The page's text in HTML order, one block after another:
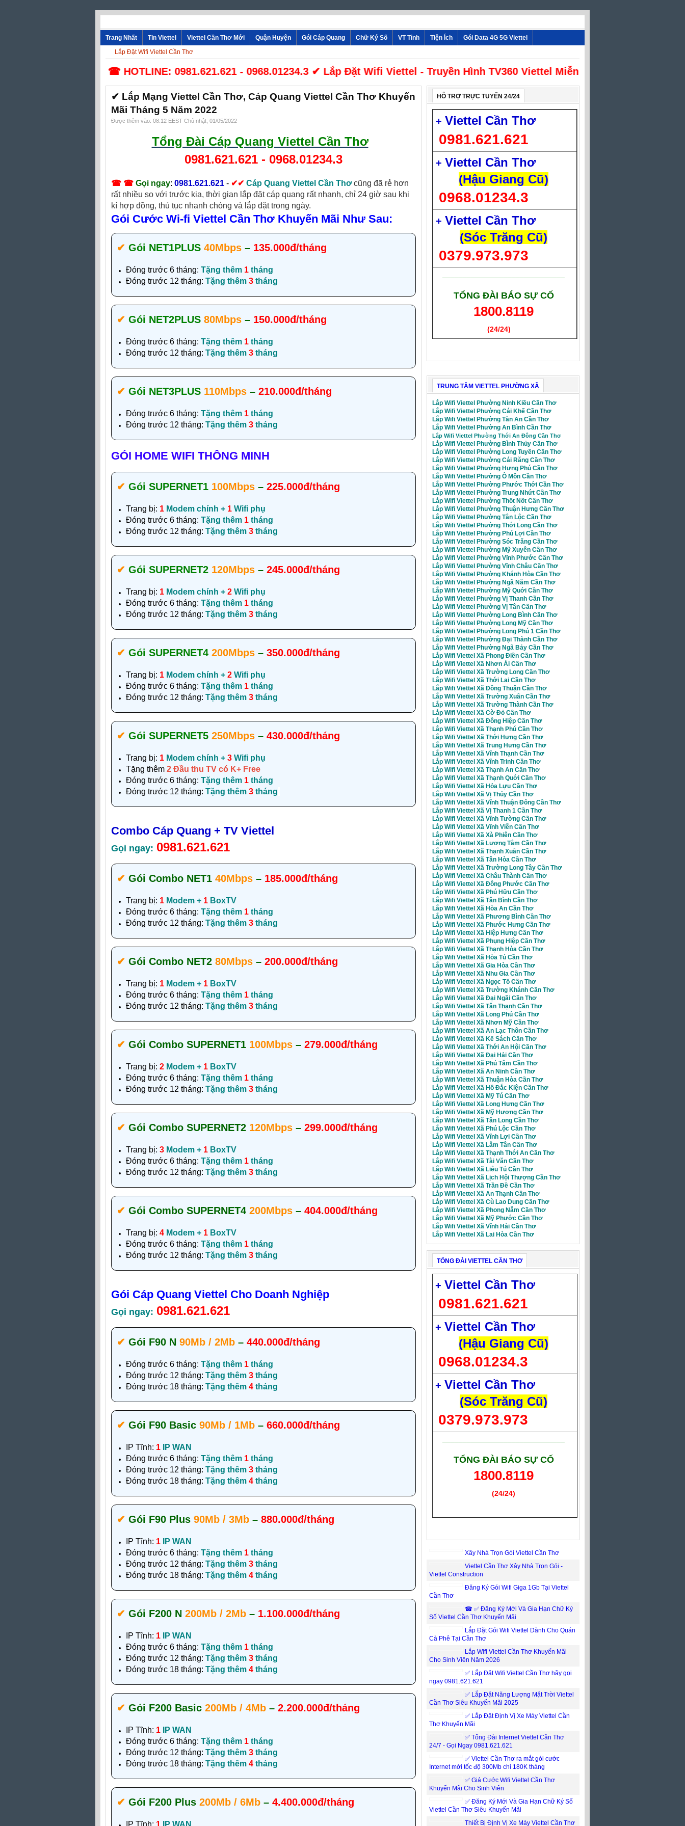
Trang Nhất Tin Viettel Viettel Cần Thơ Mới Quận Huyện Gói Cáp Quang Chữ Ký Số VT Tỉnh Tiện Ích
Gói Data 4G 5G Viettel
Lắp Đặt Wifi Viettel Cần Thơ
☎ HOTLINE: 0981.621.621 - 0968.01234.3 ✔ Lắp Đặt Wifi Viettel - Truyền Hình TV360 Viettel Miễn Phí
✔ Lắp Mạng Viettel Cần Thơ, Cáp Quang Viettel Cần Thơ Khuyến
Mãi Tháng 5 Năm 2022
Được thêm vào: 08:12 EEST Chủ nhật, 01/05/2022
Tổng Đài Cáp Quang Viettel Cần Thơ
0981.621.621 - 0968.01234.3
☎ ☎ Gọi ngay: 0981.621.621 - ✔✔ Cáp Quang Viettel Cần Thơ cũng đã rẻ hơn
rất nhiều so với trước kia, thời gian lắp đặt cáp quang rất nhanh, chỉ 24 giờ sau khi
kí hợp đồng, thủ tục nhanh chóng và lắp đặt trong ngày.
Gói Cước Wi-fi Viettel Cần Thơ Khuyến Mãi Như Sau:
✔‎ Gói NET1PLUS 40Mbps – 135.000đ/tháng
Đóng trước 6 tháng: Tặng thêm 1 tháng
Đóng trước 12 tháng: Tặng thêm 3 tháng
✔‎ Gói NET2PLUS 80Mbps – 150.000đ/tháng
Đóng trước 6 tháng: Tặng thêm 1 tháng
Đóng trước 12 tháng: Tặng thêm 3 tháng
✔‎ Gói NET3PLUS 110Mbps – 210.000đ/tháng
Đóng trước 6 tháng: Tặng thêm 1 tháng
Đóng trước 12 tháng: Tặng thêm 3 tháng
GÓI HOME WIFI THÔNG MINH
✔‎ Gói SUPERNET1 100Mbps – 225.000đ/tháng
Trang bị: 1 Modem chính + 1 Wifi phụ
Đóng trước 6 tháng: Tặng thêm 1 tháng
Đóng trước 12 tháng: Tặng thêm 3 tháng
✔‎ Gói SUPERNET2 120Mbps – 245.000đ/tháng
Trang bị: 1 Modem chính + 2 Wifi phụ
Đóng trước 6 tháng: Tặng thêm 1 tháng
Đóng trước 12 tháng: Tặng thêm 3 tháng
✔‎ Gói SUPERNET4 200Mbps – 350.000đ/tháng
Trang bị: 1 Modem chính + 2 Wifi phụ
Đóng trước 6 tháng: Tặng thêm 1 tháng
Đóng trước 12 tháng: Tặng thêm 3 tháng
✔‎ Gói SUPERNET5 250Mbps – 430.000đ/tháng
Trang bị: 1 Modem chính + 3 Wifi phụ
Tặng thêm 2 Đầu thu TV có K+ Free
Đóng trước 6 tháng: Tặng thêm 1 tháng
Đóng trước 12 tháng: Tặng thêm 3 tháng
Combo Cáp Quang + TV Viettel
Gọi ngay: 0981.621.621
✔‎ Gói Combo NET1 40Mbps – 185.000đ/tháng
Trang bị: 1 Modem + 1 BoxTV
Đóng trước 6 tháng: Tặng thêm 1 tháng
Đóng trước 12 tháng: Tặng thêm 3 tháng
✔‎ Gói Combo NET2 80Mbps – 200.000đ/tháng
Trang bị: 1 Modem + 1 BoxTV
Đóng trước 6 tháng: Tặng thêm 1 tháng
Đóng trước 12 tháng: Tặng thêm 3 tháng
✔‎ Gói Combo SUPERNET1 100Mbps – 279.000đ/tháng
Trang bị: 2 Modem + 1 BoxTV
Đóng trước 6 tháng: Tặng thêm 1 tháng
Đóng trước 12 tháng: Tặng thêm 3 tháng
✔‎ Gói Combo SUPERNET2 120Mbps – 299.000đ/tháng
Trang bị: 3 Modem + 1 BoxTV
Đóng trước 6 tháng: Tặng thêm 1 tháng
Đóng trước 12 tháng: Tặng thêm 3 tháng
✔‎ Gói Combo SUPERNET4 200Mbps – 404.000đ/tháng
Trang bị: 4 Modem + 1 BoxTV
Đóng trước 6 tháng: Tặng thêm 1 tháng
Đóng trước 12 tháng: Tặng thêm 3 tháng
Gói Cáp Quang Viettel Cho Doanh Nghiệp
Gọi ngay: 0981.621.621
✔‎ Gói F90 N 90Mb / 2Mb – 440.000đ/tháng
Đóng trước 6 tháng: Tặng thêm 1 tháng
Đóng trước 12 tháng: Tặng thêm 3 tháng
Đóng trước 18 tháng: Tặng thêm 4 tháng
✔‎ Gói F90 Basic 90Mb / 1Mb – 660.000đ/tháng
IP Tĩnh: 1 IP WAN
Đóng trước 6 tháng: Tặng thêm 1 tháng
Đóng trước 12 tháng: Tặng thêm 3 tháng
Đóng trước 18 tháng: Tặng thêm 4 tháng
✔‎ Gói F90 Plus 90Mb / 3Mb – 880.000đ/tháng
IP Tĩnh: 1 IP WAN
Đóng trước 6 tháng: Tặng thêm 1 tháng
Đóng trước 12 tháng: Tặng thêm 3 tháng
Đóng trước 18 tháng: Tặng thêm 4 tháng
✔‎ Gói F200 N 200Mb / 2Mb – 1.100.000đ/tháng
IP Tĩnh: 1 IP WAN
Đóng trước 6 tháng: Tặng thêm 1 tháng
Đóng trước 12 tháng: Tặng thêm 3 tháng
Đóng trước 18 tháng: Tặng thêm 4 tháng
✔‎ Gói F200 Basic 200Mb / 4Mb – 2.200.000đ/tháng
IP Tĩnh: 1 IP WAN
Đóng trước 6 tháng: Tặng thêm 1 tháng
Đóng trước 12 tháng: Tặng thêm 3 tháng
Đóng trước 18 tháng: Tặng thêm 4 tháng
✔‎ Gói F200 Plus 200Mb / 6Mb – 4.400.000đ/tháng
IP Tĩnh: 1 IP WAN
HỖ TRỢ TRỰC TUYẾN 24/24
+ Viettel Cần Thơ
0981.621.621
+ Viettel Cần Thơ
(Hậu Giang Cũ)
0968.01234.3
+ Viettel Cần Thơ
(Sóc Trăng Cũ)
0379.973.973
TỔNG ĐÀI BÁO SỰ CỐ
1800.8119
(24/24)
TRUNG TÂM VIETTEL PHƯỜNG XÃ
Lắp Wifi Viettel Phường Ninh Kiều Cần Thơ
Lắp Wifi Viettel Phường Cái Khế Cần Thơ
Lắp Wifi Viettel Phường Tân An Cần Thơ
Lắp Wifi Viettel Phường An Bình Cần Thơ
Lắp Wifi Viettel Phường Thới An Đông Cần Thơ
Lắp Wifi Viettel Phường Bình Thủy Cần Thơ
Lắp Wifi Viettel Phường Long Tuyền Cần Thơ
Lắp Wifi Viettel Phường Cái Răng Cần Thơ
Lắp Wifi Viettel Phường Hưng Phú Cần Thơ
Lắp Wifi Viettel Phường Ô Môn Cần Thơ
Lắp Wifi Viettel Phường Phước Thới Cần Thơ
Lắp Wifi Viettel Phường Trung Nhứt Cần Thơ
Lắp Wifi Viettel Phường Thốt Nốt Cần Thơ
Lắp Wifi Viettel Phường Thuận Hưng Cần Thơ
Lắp Wifi Viettel Phường Tân Lộc Cần Thơ
Lắp Wifi Viettel Phường Thới Long Cần Thơ
Lắp Wifi Viettel Phường Phú Lợi Cần Thơ
Lắp Wifi Viettel Phường Sóc Trăng Cần Thơ
Lắp Wifi Viettel Phường Mỹ Xuyên Cần Thơ
Lắp Wifi Viettel Phường Vĩnh Phước Cần Thơ
Lắp Wifi Viettel Phường Vĩnh Châu Cần Thơ
Lắp Wifi Viettel Phường Khánh Hòa Cần Thơ
Lắp Wifi Viettel Phường Ngã Năm Cần Thơ
Lắp Wifi Viettel Phường Mỹ Quới Cần Thơ
Lắp Wifi Viettel Phường Vị Thanh Cần Thơ
Lắp Wifi Viettel Phường Vị Tân Cần Thơ
Lắp Wifi Viettel Phường Long Bình Cần Thơ
Lắp Wifi Viettel Phường Long Mỹ Cần Thơ
Lắp Wifi Viettel Phường Long Phú 1 Cần Thơ
Lắp Wifi Viettel Phường Đại Thành Cần Thơ
Lắp Wifi Viettel Phường Ngã Bảy Cần Thơ
Lắp Wifi Viettel Xã Phong Điền Cần Thơ
Lắp Wifi Viettel Xã Nhơn Ái Cần Thơ
Lắp Wifi Viettel Xã Trường Long Cần Thơ
Lắp Wifi Viettel Xã Thới Lai Cần Thơ
Lắp Wifi Viettel Xã Đông Thuận Cần Thơ
Lắp Wifi Viettel Xã Trường Xuân Cần Thơ
Lắp Wifi Viettel Xã Trường Thành Cần Thơ
Lắp Wifi Viettel Xã Cờ Đỏ Cần Thơ
Lắp Wifi Viettel Xã Đông Hiệp Cần Thơ
Lắp Wifi Viettel Xã Thạnh Phú Cần Thơ
Lắp Wifi Viettel Xã Thới Hưng Cần Thơ
Lắp Wifi Viettel Xã Trung Hưng Cần Thơ
Lắp Wifi Viettel Xã Vĩnh Thạnh Cần Thơ
Lắp Wifi Viettel Xã Vĩnh Trinh Cần Thơ
Lắp Wifi Viettel Xã Thạnh An Cần Thơ
Lắp Wifi Viettel Xã Thạnh Quới Cần Thơ
Lắp Wifi Viettel Xã Hỏa Lựu Cần Thơ
Lắp Wifi Viettel Xã Vị Thủy Cần Thơ
Lắp Wifi Viettel Xã Vĩnh Thuận Đông Cần Thơ
Lắp Wifi Viettel Xã Vị Thanh 1 Cần Thơ
Lắp Wifi Viettel Xã Vĩnh Tường Cần Thơ
Lắp Wifi Viettel Xã Vĩnh Viễn Cần Thơ
Lắp Wifi Viettel Xã Xà Phiên Cần Thơ
Lắp Wifi Viettel Xã Lương Tâm Cần Thơ
Lắp Wifi Viettel Xã Thạnh Xuân Cần Thơ
Lắp Wifi Viettel Xã Tân Hòa Cần Thơ
Lắp Wifi Viettel Xã Trường Long Tây Cần Thơ
Lắp Wifi Viettel Xã Châu Thành Cần Thơ
Lắp Wifi Viettel Xã Đông Phước Cần Thơ
Lắp Wifi Viettel Xã Phú Hữu Cần Thơ
Lắp Wifi Viettel Xã Tân Bình Cần Thơ
Lắp Wifi Viettel Xã Hòa An Cần Thơ
Lắp Wifi Viettel Xã Phương Bình Cần Thơ
Lắp Wifi Viettel Xã Phước Hưng Cần Thơ
Lắp Wifi Viettel Xã Hiệp Hưng Cần Thơ
Lắp Wifi Viettel Xã Phụng Hiệp Cần Thơ
Lắp Wifi Viettel Xã Thạnh Hòa Cần Thơ
Lắp Wifi Viettel Xã Hòa Tú Cần Thơ
Lắp Wifi Viettel Xã Gia Hòa Cần Thơ
Lắp Wifi Viettel Xã Nhu Gia Cần Thơ
Lắp Wifi Viettel Xã Ngọc Tố Cần Thơ
Lắp Wifi Viettel Xã Trường Khánh Cần Thơ
Lắp Wifi Viettel Xã Đại Ngãi Cần Thơ
Lắp Wifi Viettel Xã Tân Thạnh Cần Thơ
Lắp Wifi Viettel Xã Long Phú Cần Thơ
Lắp Wifi Viettel Xã Nhơn Mỹ Cần Thơ
Lắp Wifi Viettel Xã An Lạc Thôn Cần Thơ
Lắp Wifi Viettel Xã Kế Sách Cần Thơ
Lắp Wifi Viettel Xã Thới An Hội Cần Thơ
Lắp Wifi Viettel Xã Đại Hải Cần Thơ
Lắp Wifi Viettel Xã Phú Tâm Cần Thơ
Lắp Wifi Viettel Xã An Ninh Cần Thơ
Lắp Wifi Viettel Xã Thuận Hòa Cần Thơ
Lắp Wifi Viettel Xã Hồ Đắc Kiện Cần Thơ
Lắp Wifi Viettel Xã Mỹ Tú Cần Thơ
Lắp Wifi Viettel Xã Long Hưng Cần Thơ
Lắp Wifi Viettel Xã Mỹ Hương Cần Thơ
Lắp Wifi Viettel Xã Tân Long Cần Thơ
Lắp Wifi Viettel Xã Phú Lộc Cần Thơ
Lắp Wifi Viettel Xã Vĩnh Lợi Cần Thơ
Lắp Wifi Viettel Xã Lâm Tân Cần Thơ
Lắp Wifi Viettel Xã Thạnh Thới An Cần Thơ
Lắp Wifi Viettel Xã Tài Văn Cần Thơ
Lắp Wifi Viettel Xã Liêu Tú Cần Thơ
Lắp Wifi Viettel Xã Lịch Hội Thượng Cần Thơ
Lắp Wifi Viettel Xã Trần Đề Cần Thơ
Lắp Wifi Viettel Xã An Thạnh Cần Thơ
Lắp Wifi Viettel Xã Cù Lao Dung Cần Thơ
Lắp Wifi Viettel Xã Phong Nẵm Cần Thơ
Lắp Wifi Viettel Xã Mỹ Phước Cần Thơ
Lắp Wifi Viettel Xã Vĩnh Hải Cần Thơ
Lắp Wifi Viettel Xã Lai Hòa Cần Thơ
TỔNG ĐÀI VIETTEL CẦN THƠ
+ Viettel Cần Thơ
0981.621.621
+ Viettel Cần Thơ
(Hậu Giang Cũ)
0968.01234.3
+ Viettel Cần Thơ
(Sóc Trăng Cũ)
0379.973.973
TỔNG ĐÀI BÁO SỰ CỐ
1800.8119
(24/24)
Xây Nhà Trọn Gói Viettel Cần Thơ
Viettel Cần Thơ Xây Nhà Trọn Gói -
Viettel Construction
Đăng Ký Gói Wifi Giga 1Gb Tại Viettel
Cần Thơ
☎ ✅‎ Đăng Ký Mới Và Gia Hạn Chữ Ký
Số Viettel Cần Thơ Khuyến Mãi
Lắp Đặt Gói Wifi Viettel Dành Cho Quán
Cà Phê Tại Cần Thơ
Lắp Wifi Viettel Cần Thơ Khuyến Mãi
Cho Sinh Viên Năm 2026
✅ Lắp Đặt Wifi Viettel Cần Thơ hãy gọi
ngay 0981.621.621
✅ Lắp Đặt Năng Lượng Mặt Trời Viettel
Cần Thơ Siêu Khuyến Mãi 2025
✅ Lắp Đặt Định Vị Xe Máy Viettel Cần
Thơ Khuyến Mãi
✅ Tổng Đài Internet Viettel Cần Thơ
24/7 - Gọi Ngay 0981.621.621
✅ ‎Viettel Cần Thơ ra mắt gói cước
Internet mới tốc độ 300Mb chỉ 180K tháng
✅ ‎Giá Cước Wifi Viettel Cần Thơ
Khuyến Mãi Cho Sinh Viên
✅‎ Đăng Ký Mới Và Gia Hạn Chữ Ký Số
Viettel Cần Thơ Siêu Khuyến Mãi
Thiết Bị Định Vị Xe Máy Viettel Cần Thơ